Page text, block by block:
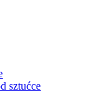
sztućce